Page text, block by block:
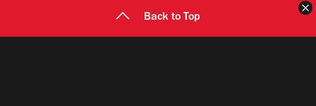
Back to Top